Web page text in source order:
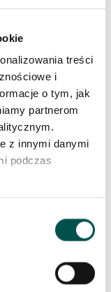
treści
i
o tym, jak
partnerom
z innymi danymi
podczas
z Via Lactea